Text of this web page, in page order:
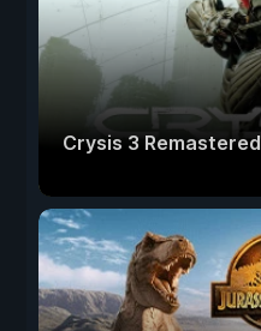
Crysis 3 Remastered